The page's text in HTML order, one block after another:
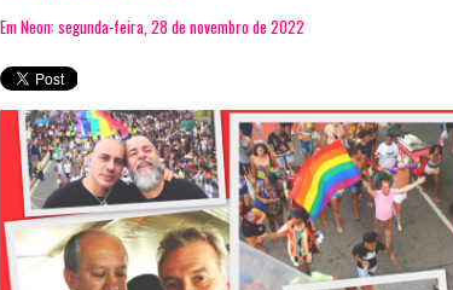
Em Neon: segunda-feira, 28 de novembro de 2022